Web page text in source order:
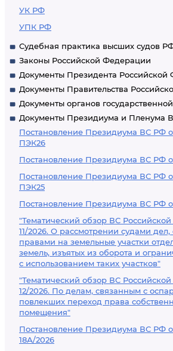
УК РФ
УПК РФ
Судебная практика высших судов
Законы Российской Федерации
Документы Президента Российской
Документы Правительства
Документы органов
Документы Президиума и Пленума
Постановление Президиума ВС РФ
ПЭК26
Постановление Президиума ВС РФ
Постановление Президиума ВС РФ
ПЭК25
Постановление Президиума ВС РФ
"Тематический обзор ВС
11/2026. О рассмотрении судами дел,
правами на земельные участки
земель, изъятых из оборота и
с использованием таких участков"
"Тематический обзор ВС
12/2026. По делам, связанным с
повлекших переход права
помещения"
Постановление Президиума ВС РФ
18А/2026